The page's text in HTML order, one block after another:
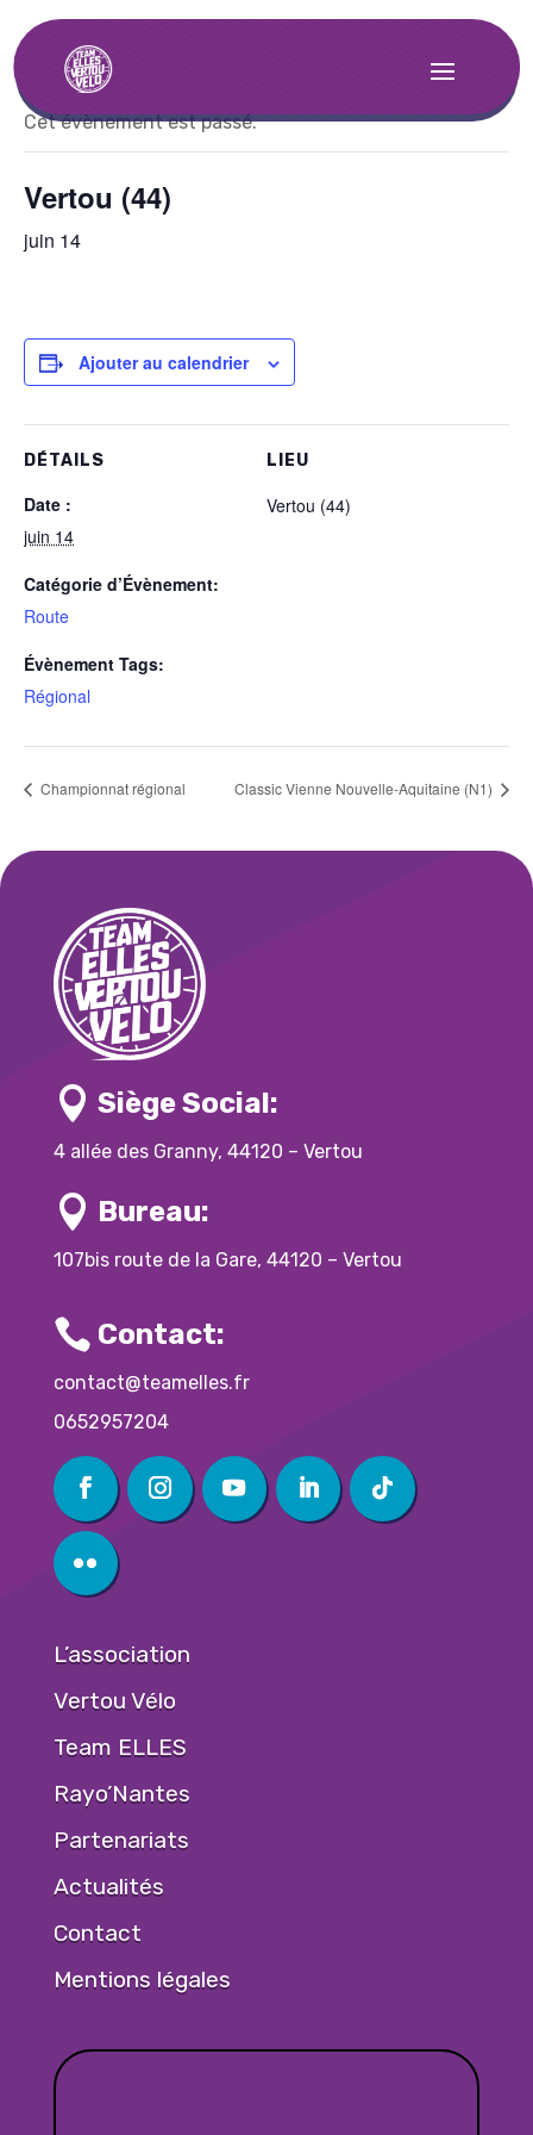
« Tous les Évènements
Cet évènement est passé.
Vertou (44)
juin 14
Ajouter au calendrier
DÉTAILS
Date :
juin 14
Catégorie d’Évènement:
Route
Évènement Tags:
Régional
LIEU
Vertou (44)
Championnat régional Classic Vienne Nouvelle-Aquitaine (N1)
 Siège Social:
4 allée des Granny, 44120 – Vertou
 Bureau:
107bis route de la Gare, 44120 – Vertou
 Contact:
contact@teamelles.fr
0652957204
L’association
Vertou Vélo
Team ELLES
Rayo’Nantes
Partenariats
Actualités
Contact
Mentions légales